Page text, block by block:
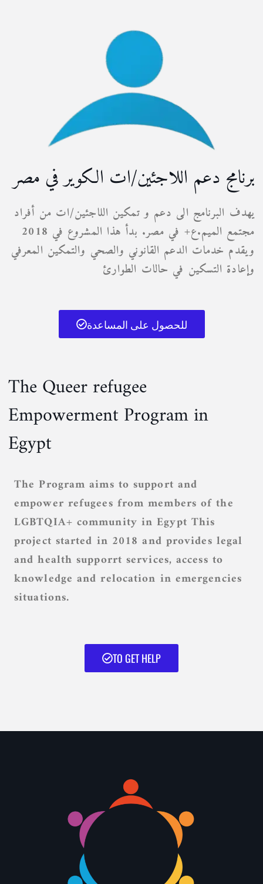
برنامج دعم اللاجئين/ات الكوير في مصر
يهدف البرنامج الى دعم و تمكين اللاجئين/ات من أفراد
مجتمع الميم.ع+ في مصر. بدأ هذا المشروع في 2018
ويقدم خدمات الدعم القانوني والصحي والتمكين المعرفي
وإعادة التسكين في حالات الطوارئ
للحصول على المساعدة
The Queer refugee
Empowerment Program in
Egypt
The Program aims to support and
empower refugees from members of the
LGBTQIA+ community in Egypt This
project started in 2018 and provides legal
and health supporrt services, access to
knowledge and relocation in emergencies
situations.
TO GET HELP